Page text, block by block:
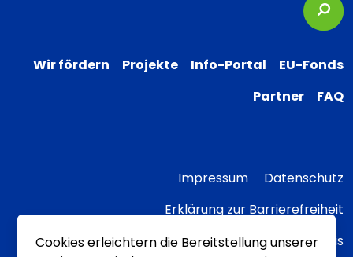
Wir fördern Projekte Info-Portal
EU-Fonds
Partner
FAQ
Impressum
Datenschutz
Erklärung zur Barrierefreiheit
Transparenzhinweis
Cookies erleichtern die Bereitstellung unserer